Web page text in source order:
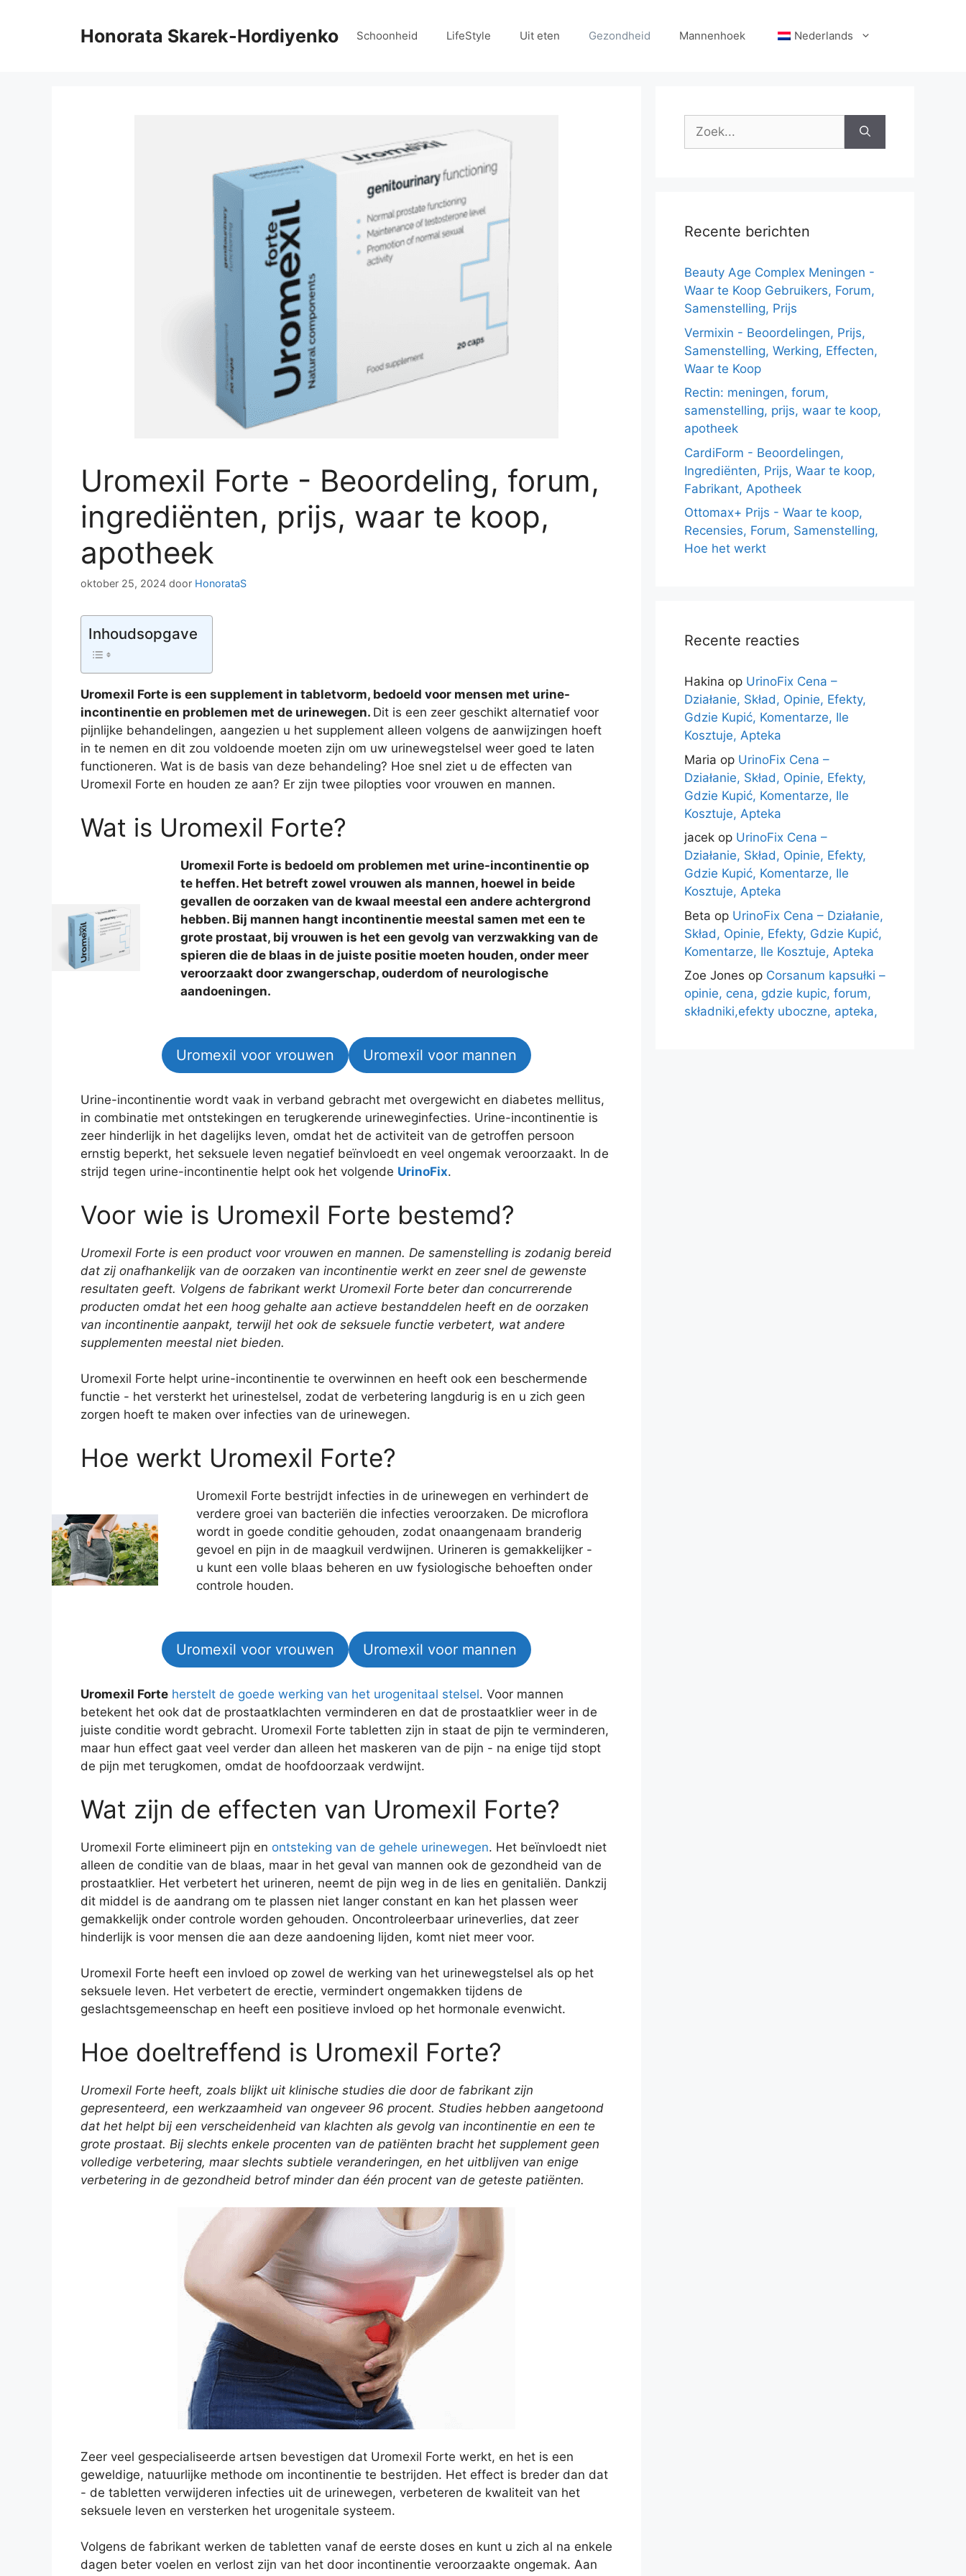
Honorata Skarek-Hordiyenko Schoonheid LifeStyle Uit eten Gezondheid Mannenhoek Nederlands
Uromexil Forte - Beoordeling, forum,
ingrediënten, prijs, waar te koop,
apotheek
oktober 25, 2024 door HonorataS
Inhoudsopgave
Uromexil Forte is een supplement in tabletvorm, bedoeld voor mensen met urine-
incontinentie en problemen met de urinewegen. Dit is een zeer geschikt alternatief voor
pijnlijke behandelingen, aangezien u het supplement alleen volgens de aanwijzingen hoeft
in te nemen en dit zou voldoende moeten zijn om uw urinewegstelsel weer goed te laten
functioneren. Wat is de basis van deze behandeling? Hoe snel ziet u de effecten van
Uromexil Forte en houden ze aan? Er zijn twee pilopties voor vrouwen en mannen.
Wat is Uromexil Forte?
Uromexil Forte is bedoeld om problemen met urine-incontinentie op
te heffen. Het betreft zowel vrouwen als mannen, hoewel in beide
gevallen de oorzaken van de kwaal meestal een andere achtergrond
hebben. Bij mannen hangt incontinentie meestal samen met een te
grote prostaat, bij vrouwen is het een gevolg van verzwakking van de
spieren die de blaas in de juiste positie moeten houden, onder meer
veroorzaakt door zwangerschap, ouderdom of neurologische
aandoeningen.
Uromexil voor vrouwen Uromexil voor mannen
Urine-incontinentie wordt vaak in verband gebracht met overgewicht en diabetes mellitus,
in combinatie met ontstekingen en terugkerende urineweginfecties. Urine-incontinentie is
zeer hinderlijk in het dagelijks leven, omdat het de activiteit van de getroffen persoon
ernstig beperkt, het seksuele leven negatief beïnvloedt en veel ongemak veroorzaakt. In de
strijd tegen urine-incontinentie helpt ook het volgende UrinoFix.
Voor wie is Uromexil Forte bestemd?
Uromexil Forte is een product voor vrouwen en mannen. De samenstelling is zodanig bereid
dat zij onafhankelijk van de oorzaken van incontinentie werkt en zeer snel de gewenste
resultaten geeft. Volgens de fabrikant werkt Uromexil Forte beter dan concurrerende
producten omdat het een hoog gehalte aan actieve bestanddelen heeft en de oorzaken
van incontinentie aanpakt, terwijl het ook de seksuele functie verbetert, wat andere
supplementen meestal niet bieden.
Uromexil Forte helpt urine-incontinentie te overwinnen en heeft ook een beschermende
functie - het versterkt het urinestelsel, zodat de verbetering langdurig is en u zich geen
zorgen hoeft te maken over infecties van de urinewegen.
Hoe werkt Uromexil Forte?
Uromexil Forte bestrijdt infecties in de urinewegen en verhindert de
verdere groei van bacteriën die infecties veroorzaken. De microflora
wordt in goede conditie gehouden, zodat onaangenaam branderig
gevoel en pijn in de maagkuil verdwijnen. Urineren is gemakkelijker -
u kunt een volle blaas beheren en uw fysiologische behoeften onder
controle houden.
Uromexil voor vrouwen Uromexil voor mannen
Uromexil Forte herstelt de goede werking van het urogenitaal stelsel. Voor mannen
betekent het ook dat de prostaatklachten verminderen en dat de prostaatklier weer in de
juiste conditie wordt gebracht. Uromexil Forte tabletten zijn in staat de pijn te verminderen,
maar hun effect gaat veel verder dan alleen het maskeren van de pijn - na enige tijd stopt
de pijn met terugkomen, omdat de hoofdoorzaak verdwijnt.
Wat zijn de effecten van Uromexil Forte?
Uromexil Forte elimineert pijn en ontsteking van de gehele urinewegen. Het beïnvloedt niet
alleen de conditie van de blaas, maar in het geval van mannen ook de gezondheid van de
prostaatklier. Het verbetert het urineren, neemt de pijn weg in de lies en genitaliën. Dankzij
dit middel is de aandrang om te plassen niet langer constant en kan het plassen weer
gemakkelijk onder controle worden gehouden. Oncontroleerbaar urineverlies, dat zeer
hinderlijk is voor mensen die aan deze aandoening lijden, komt niet meer voor.
Uromexil Forte heeft een invloed op zowel de werking van het urinewegstelsel als op het
seksuele leven. Het verbetert de erectie, vermindert ongemakken tijdens de
geslachtsgemeenschap en heeft een positieve invloed op het hormonale evenwicht.
Hoe doeltreffend is Uromexil Forte?
Uromexil Forte heeft, zoals blijkt uit klinische studies die door de fabrikant zijn
gepresenteerd, een werkzaamheid van ongeveer 96 procent. Studies hebben aangetoond
dat het helpt bij een verscheidenheid van klachten als gevolg van incontinentie en een te
grote prostaat. Bij slechts enkele procenten van de patiënten bracht het supplement geen
volledige verbetering, maar slechts subtiele veranderingen, en het uitblijven van enige
verbetering in de gezondheid betrof minder dan één procent van de geteste patiënten.
Zeer veel gespecialiseerde artsen bevestigen dat Uromexil Forte werkt, en het is een
geweldige, natuurlijke methode om incontinentie te bestrijden. Het effect is breder dan dat
- de tabletten verwijderen infecties uit de urinewegen, verbeteren de kwaliteit van het
seksuele leven en versterken het urogenitale systeem.
Volgens de fabrikant werken de tabletten vanaf de eerste doses en kunt u zich al na enkele
dagen beter voelen en verlost zijn van het door incontinentie veroorzaakte ongemak. Aan
Zoek
Recente berichten
Beauty Age Сomplex Meningen -
Waar te Koop Gebruikers, Forum,
Samenstelling, Prijs
Vermixin - Beoordelingen, Prijs,
Samenstelling, Werking, Effecten,
Waar te Koop
Rectin: meningen, forum,
samenstelling, prijs, waar te koop,
apotheek
CardiForm - Beoordelingen,
Ingrediënten, Prijs, Waar te koop,
Fabrikant, Apotheek
Ottomax+ Prijs - Waar te koop,
Recensies, Forum, Samenstelling,
Hoe het werkt
Recente reacties
Hakina op UrinoFix Cena –
Działanie, Skład, Opinie, Efekty,
Gdzie Kupić, Komentarze, Ile
Kosztuje, Apteka
Maria op UrinoFix Cena –
Działanie, Skład, Opinie, Efekty,
Gdzie Kupić, Komentarze, Ile
Kosztuje, Apteka
jacek op UrinoFix Cena –
Działanie, Skład, Opinie, Efekty,
Gdzie Kupić, Komentarze, Ile
Kosztuje, Apteka
Beta op UrinoFix Cena – Działanie,
Skład, Opinie, Efekty, Gdzie Kupić,
Komentarze, Ile Kosztuje, Apteka
Zoe Jones op Corsanum kapsułki –
opinie, cena, gdzie kupic, forum,
składniki,efekty uboczne, apteka,